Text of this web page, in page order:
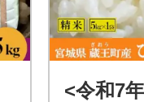
<令和7